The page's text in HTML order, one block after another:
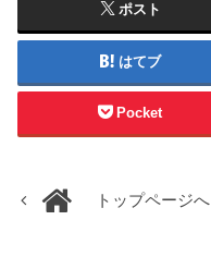
ポスト
はてブ
Pocket
トップページへ